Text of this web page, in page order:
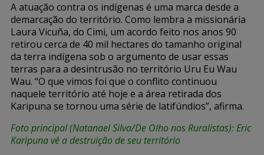
A atuação contra os indígenas é uma marca desde a
demarcação do território. Como lembra a missionária
Laura Vicuña, do Cimi, um acordo feito nos anos 90
retirou cerca de 40 mil hectares do tamanho original
da terra indígena sob o argumento de usar essas
terras para a desintrusão no território Uru Eu Wau
Wau. “O que vimos foi que o conflito continuou
naquele território até hoje e a área retirada dos
Karipuna se tornou uma série de latifúndios”, afirma.
Foto principal (Natanael Silva/De Olho nos Ruralistas):Eric
Karipuna vê a destruição de seu território